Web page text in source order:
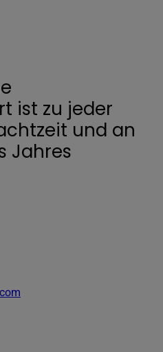
ist zu jeder
und an
Jahres